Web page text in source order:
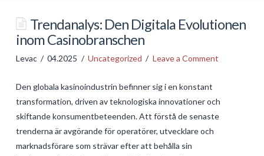
VESTI
PIĆA
Vina
GALERIJA
Trendanalys: Den Digitala Evolutionen
inom Casinobranschen
Levac 04.2025 Uncategorized Leave a Comment
Den globala kasinoindustrin befinner sig i en konstant
transformation, driven av teknologiska innovationer och
skiftande konsumentbeteenden. Att förstå de senaste
trenderna är avgörande för operatörer, utvecklare och
marknadsförare som strävar efter att behålla sin